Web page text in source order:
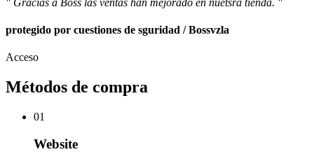
protegido por cuestiones de sguridad / Bossvzla
Acceso
Métodos de compra
01
Website